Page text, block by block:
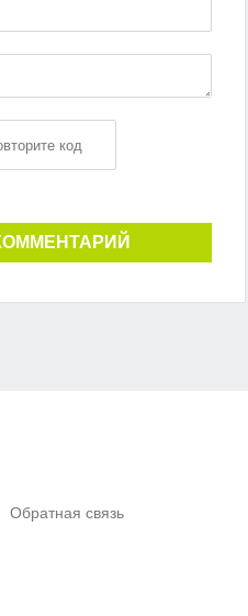
Обратная связь